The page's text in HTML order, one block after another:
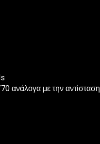
ανάλογα με την αντίσταση